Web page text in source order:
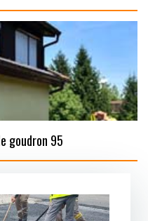
goudron 95